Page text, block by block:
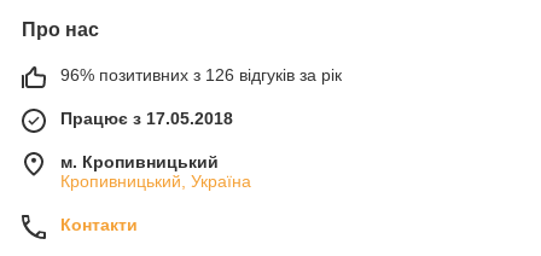
Про нас
96% позитивних з 126 відгуків за рік
Працює з 17.05.2018
м. Кропивницький
Кропивницький, Україна
Контакти